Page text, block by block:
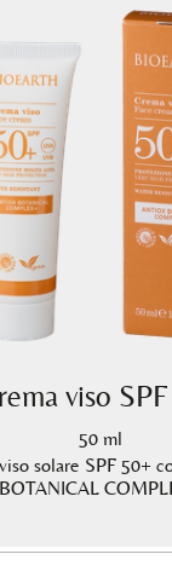
viso
50 ml
solare SPF 50+
BOTANICAL